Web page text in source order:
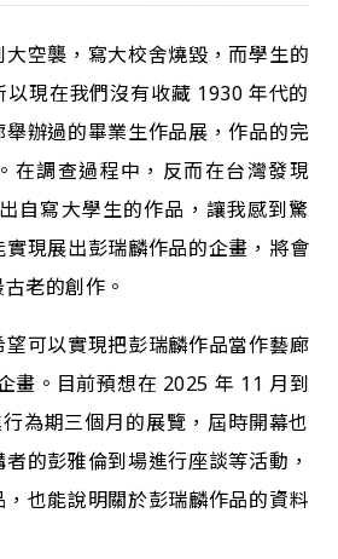
空襲，寫大校舍燒毀，而學生的
現在我們沒有收藏 1930 年代的
辦過的畢業生作品展，作品的完
在調查過程中，反而在台灣發現
自寫大學生的作品，讓我感到驚
現展出彭瑞麟作品的企畫，將會
老的創作。
可以實現把彭瑞麟作品當作藝廊
畫。目前預想在 2025 年 11 月到
為期三個月的展覽，屆時開幕也
的彭雅倫到場進行座談等活動，
也能說明關於彭瑞麟作品的資料